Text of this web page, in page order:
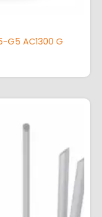
G5 AC1300 G